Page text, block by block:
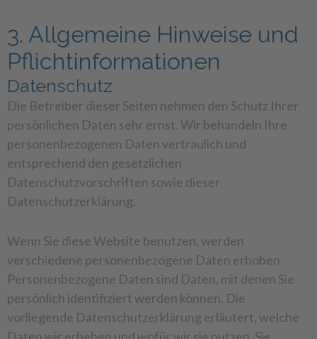
3. Allgemeine Hinweise und
Pflicht­informationen
Datenschutz
Die Betreiber dieser Seiten nehmen den Schutz Ihrer
persönlichen Daten sehr ernst. Wir behandeln Ihre
personenbezogenen Daten vertraulich und
entsprechend den gesetzlichen
Datenschutzvorschriften sowie dieser
Datenschutzerklärung.
Wenn Sie diese Website benutzen, werden
verschiedene personenbezogene Daten erhoben.
Personenbezogene Daten sind Daten, mit denen Sie
persönlich identifiziert werden können. Die
vorliegende Datenschutzerklärung erläutert, welche